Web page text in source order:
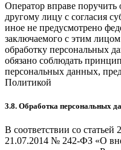
Оператор вправе
другому лицу с согласия
иное не предусмотрено
заключаемого с этим
обработку персональных
обязано соблюдать
персональных данных,
Политикой
3.8. Обработка персональных
В соответствии со статьей
21.07.2014 № 242-ФЗ «О